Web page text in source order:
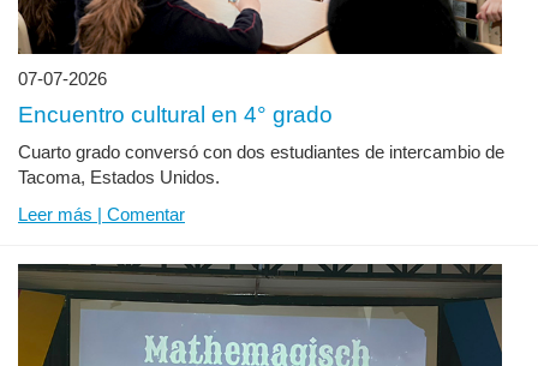
07-07-2026
Encuentro cultural en 4° grado
Cuarto grado conversó con dos estudiantes de intercambio de
Tacoma, Estados Unidos.
Leer más | Comentar